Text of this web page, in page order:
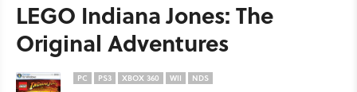
LEGO Indiana Jones: The
Original Adventures
PC PS3 XBOX 360 WII NDS